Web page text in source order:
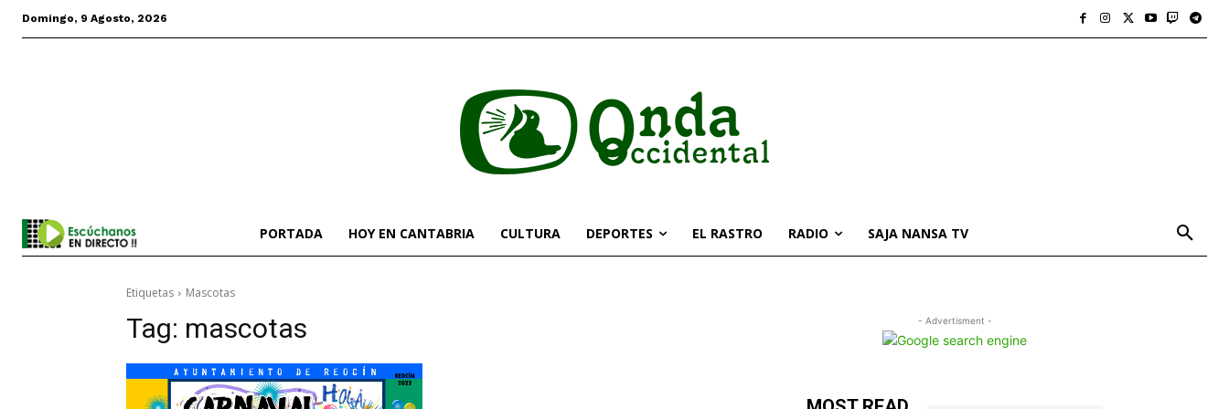
Domingo, 9 Agosto, 2026
PORTADA HOY EN CANTABRIA CULTURA DEPORTES EL RASTRO RADIO SAJA NANSA TV
Etiquetas Mascotas
Tag: mascotas - Advertisment -